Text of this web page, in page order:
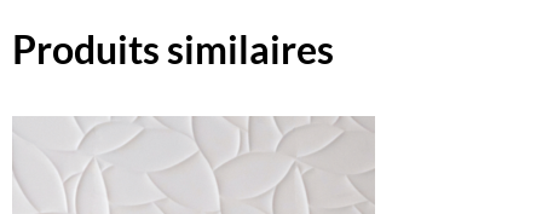
Produits similaires